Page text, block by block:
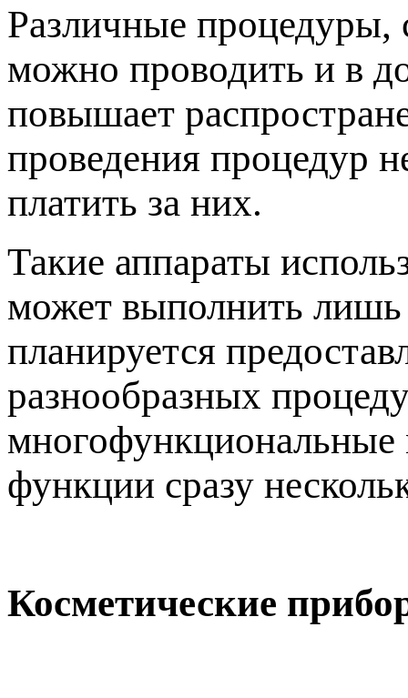
Различные процедуры,
можно проводить и в
повышает
проведения процедур
платить за них.
Такие аппараты
может выполнить
планируется
разнообразных
многофункциональные
функции сразу
Косметические